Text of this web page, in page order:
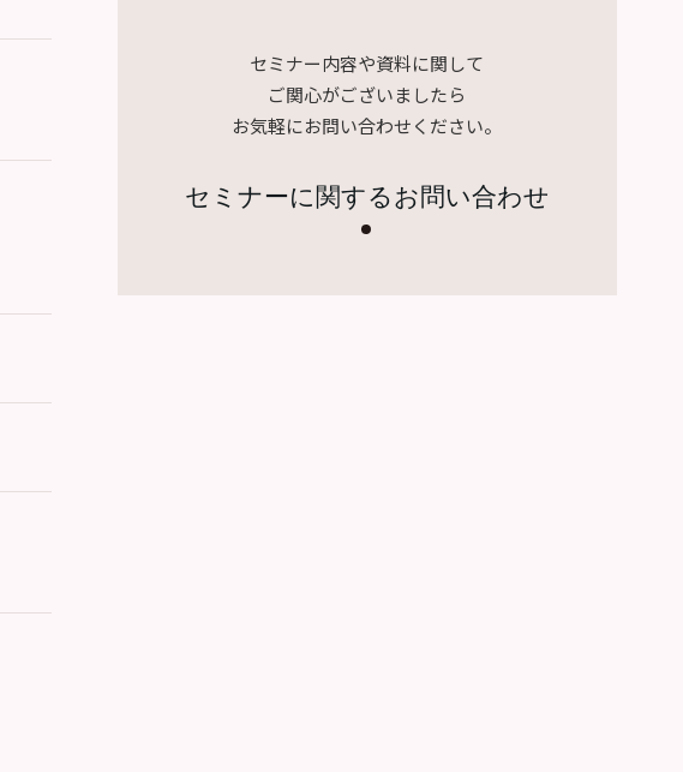
セミナー内容や資料に関して
ご関心がございましたら
お気軽にお問い合わせください。
セミナーに関するお問い合わせ